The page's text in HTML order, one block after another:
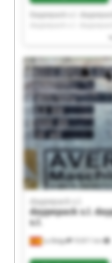
Daypepack s.l.
daypepack s.l.
daypepack s.l.
daypepack s.l.
daypepack s.l.
La Belga 10.811 km
daypepack s.l.
daypepack s.l.
s.l.